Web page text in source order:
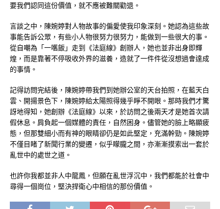
要我們認同這份價值，就不應被難關勸退。
言談之中，陳婉婷對人物故事的偏愛使我印象深刻。她認為這些故
事能告訴公眾，有些小人物很努力很努力，能做到一些很大的事。
從自嘲為「一嚿飯」走到《法庭線》創辦人，她也並非出身即輝
煌，而是靠著不停吸收外界的滋養，造就了一件件從沒想過會達成
的事情。
記得訪問完結後，陳婉婷帶我們到她辦公室的天台拍照，在藍天白
雲、開揚景色下，陳婉婷給太陽照得幾乎睜不開眼。那時我們才驚
訝地得知，她創辦《法庭線》以來，於訪問之後兩天才是她首次請
假休息。肩負起一個媒體的責任，自然困身。儘管她的臉上略顯疲
態，但那雙細小而有神的眼睛卻仍是如此堅定，充滿幹勁。陳婉婷
不僅目睹了新聞行業的變遷，似乎矇朧之間，亦漸漸摸索出一套於
亂世中的處世之道。
也許你我都並非人中龍鳳，但願在亂世浮沉中，我們都能於社會中
尋得一個崗位，堅決捍衛心中相信的那份價值。